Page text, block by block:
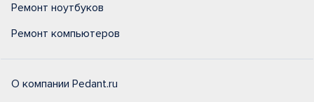
Ремонт ноутбуков
Ремонт компьютеров
О компании Pedant.ru